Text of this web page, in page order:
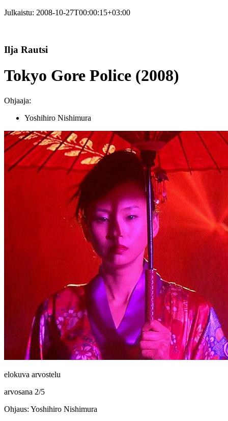
Julkaistu: 2008-10-27T00:00:15+03:00
Ilja Rautsi
Tokyo Gore Police (2008)
Ohjaaja:
Yoshihiro Nishimura
elokuva arvostelu
arvosana 2/5
Ohjaus: Yoshihiro Nishimura